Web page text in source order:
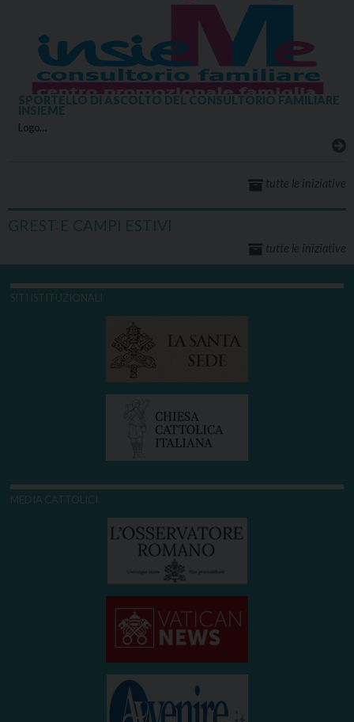
SPORTELLO DI ASCOLTO DEL CONSULTORIO FAMILIARE
INSIEME
Logo…
tutte le iniziative
GREST E CAMPI ESTIVI
tutte le iniziative
SITI ISTITUZIONALI
MEDIA CATTOLICI